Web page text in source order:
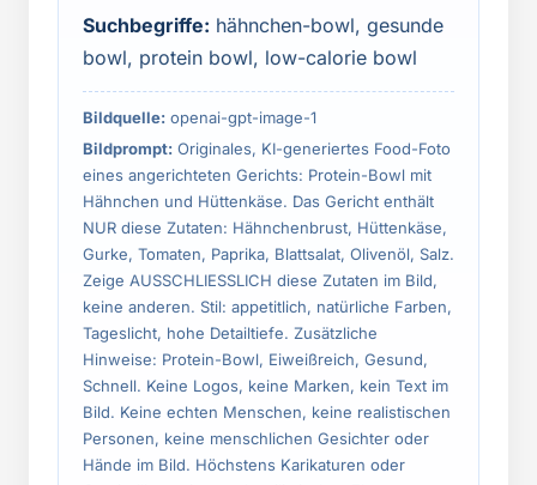
Suchbegriffe: hähnchen-bowl, gesunde
bowl, protein bowl, low-calorie bowl
Bildquelle: openai-gpt-image-1
Bildprompt: Originales, KI-generiertes Food-Foto
eines angerichteten Gerichts: Protein-Bowl mit
Hähnchen und Hüttenkäse. Das Gericht enthält
NUR diese Zutaten: Hähnchenbrust, Hüttenkäse,
Gurke, Tomaten, Paprika, Blattsalat, Olivenöl, Salz.
Zeige AUSSCHLIESSLICH diese Zutaten im Bild,
keine anderen. Stil: appetitlich, natürliche Farben,
Tageslicht, hohe Detailtiefe. Zusätzliche
Hinweise: Protein-Bowl, Eiweißreich, Gesund,
Schnell. Keine Logos, keine Marken, kein Text im
Bild. Keine echten Menschen, keine realistischen
Personen, keine menschlichen Gesichter oder
Hände im Bild. Höchstens Karikaturen oder